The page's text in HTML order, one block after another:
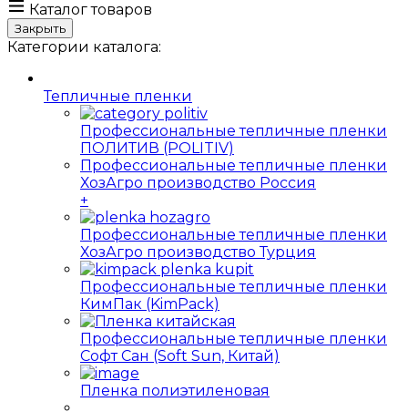
Каталог товаров
Закрыть
Категории каталога:
Тепличные пленки
Профессиональные тепличные пленки
ПОЛИТИВ (POLITIV)
Профессиональные тепличные пленки
ХозАгро производство Россия
+
Профессиональные тепличные пленки
ХозАгро производство Турция
Профессиональные тепличные пленки
КимПак (KimPack)
Профессиональные тепличные пленки
Софт Сан (Soft Sun, Китай)
Пленка полиэтиленовая